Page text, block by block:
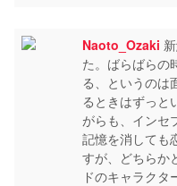
Naoto_Ozaki
た。ばらばらの
る、というのは
るときはずっと
がらも、インセ
記憶を消しても
すが、どちらか
ドのキャラクタ